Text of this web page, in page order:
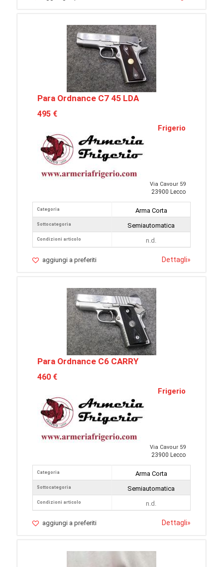
Para Ordnance C7 45 LDA
495 €
Frigerio
Via Cavour 59
23900 Lecco
Categoria
Sottocategoria
Condizioni articolo
Arma Corta
Semiautomatica
n.d.
aggiungi a preferiti Dettagli»
Para Ordnance C6 CARRY
460 €
Frigerio
Via Cavour 59
23900 Lecco
Categoria
Sottocategoria
Condizioni articolo
Arma Corta
Semiautomatica
n.d.
aggiungi a preferiti Dettagli»